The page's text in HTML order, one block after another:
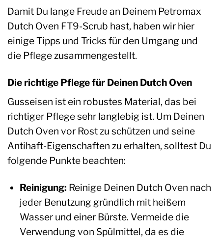
Damit Du lange Freude an Deinem Petromax
Dutch Oven FT9-Scrub hast, haben wir hier
einige Tipps und Tricks für den Umgang und
die Pflege zusammengestellt.
Die richtige Pflege für Deinen Dutch Oven
Gusseisen ist ein robustes Material, das bei
richtiger Pflege sehr langlebig ist. Um Deinen
Dutch Oven vor Rost zu schützen und seine
Antihaft-Eigenschaften zu erhalten, solltest Du
folgende Punkte beachten:
Reinigung: Reinige Deinen Dutch Oven nach
jeder Benutzung gründlich mit heißem
Wasser und einer Bürste. Vermeide die
Verwendung von Spülmittel, da es die